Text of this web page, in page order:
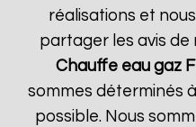
réalisations et
partager les avis de
Chauffe eau gaz
sommes déterminés
possible. Nous